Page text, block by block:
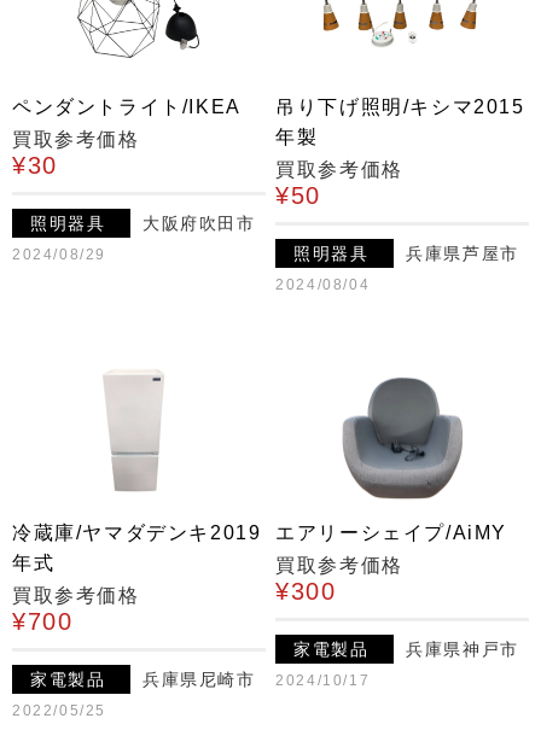
ペンダントライト/IKEA
買取参考価格
¥30
照明器具 大阪府吹田市
2024/08/29
吊り下げ照明/キシマ2015
年製
買取参考価格
¥50
照明器具 兵庫県芦屋市
2024/08/04
冷蔵庫/ヤマダデンキ2019
年式
買取参考価格
¥700
家電製品 兵庫県尼崎市
2022/05/25
エアリーシェイプ/AiMY
買取参考価格
¥300
家電製品 兵庫県神戸市
2024/10/17